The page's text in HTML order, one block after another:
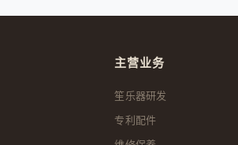
主营业务
笙乐器研发
专利配件